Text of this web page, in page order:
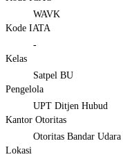
WAVK
Kode IATA
-
Kelas
Satpel BU
Pengelola
UPT Ditjen Hubud
Kantor Otoritas
Otoritas Bandar
Lokasi